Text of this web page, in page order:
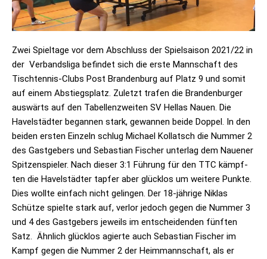
Zwei Spiel­tage vor dem Abschluss der Spiel­sai­son 2021/22 in
der Ver­bands­liga befin­det sich die erste Mann­schaft des
Tisch­ten­nis-Clubs Post Bran­den­burg auf Platz 9 und somit
auf einem Abstiegs­platz. Zuletzt tra­fen die Bran­den­bur­ger
aus­wärts auf den Tabel­len­zwei­ten SV Hel­las Nauen. Die
Havel­städ­ter began­nen stark, gewan­nen beide Dop­pel. In den
bei­den ers­ten Ein­zeln schlug Michael Kol­latsch die Num­mer 2
des Gast­ge­bers und Sebas­tian Fischer unter­lag dem Naue­ner
Spit­zen­spie­ler. Nach die­ser 3:1 Füh­rung für den TTC kämpf­
ten die Havel­städ­ter tap­fer aber glück­los um wei­tere Punkte.
Dies wollte ein­fach nicht gelin­gen. Der 18-jäh­rige Niklas
Schütze spielte stark auf, ver­lor jedoch gegen die Num­mer 3
und 4 des Gast­ge­bers jeweils im ent­schei­den­den fünf­ten
Satz. Ähn­lich glück­los agierte auch Sebas­tian Fischer im
Kampf gegen die Num­mer 2 der Heim­mann­schaft, als er